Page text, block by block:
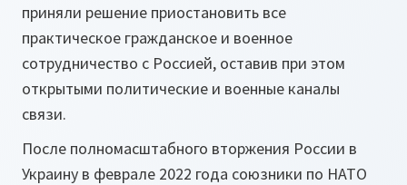
приняли решение приостановить все
практическое гражданское и военное
сотрудничество с Россией, оставив при этом
открытыми политические и военные каналы
связи.
После полномасштабного вторжения России в
Украину в феврале 2022 года союзники по НАТО